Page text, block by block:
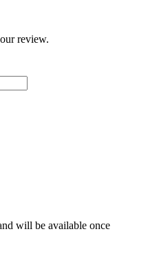
review.
will be available once